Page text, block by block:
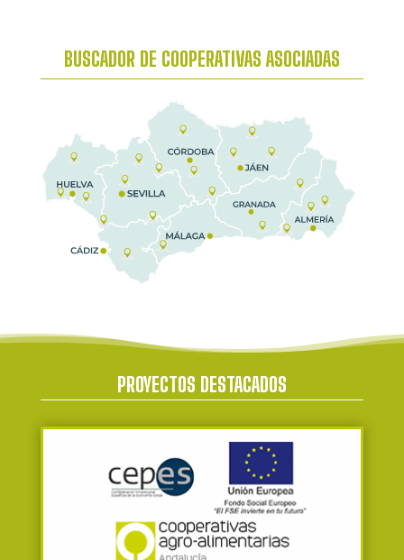
BUSCADOR DE COOPERATIVAS ASOCIADAS
PROYECTOS DESTACADOS